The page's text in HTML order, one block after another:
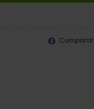
Compartir